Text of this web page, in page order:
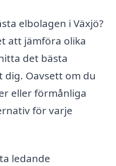
elbolagen i Växjö?
att jämföra olika
det bästa
Oavsett om du
eller förmånliga
för varje
ledande